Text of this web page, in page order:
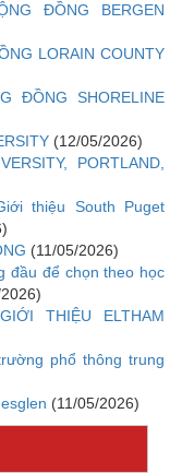
ĐỒNG BERGEN
LORAIN COUNTY
ĐỒNG SHORELINE
(12/05/2026)
PORTLAND,
thiệu South Puget
(11/05/2026)
đầu để chọn theo học
THIỆU ELTHAM
phổ thông trung
(11/05/2026)